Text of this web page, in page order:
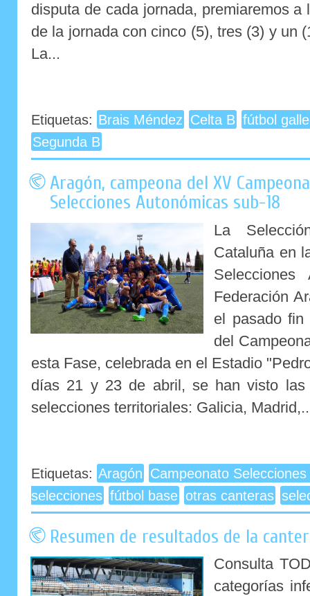
disputa de cada jornada, premiaremos a
de la jornada con cinco (5), tres (3) y un
La...
Etiquetas: Brais Méndez Celta B fútbol
Segunda B
Aragón, campeona del XV
Selecciones Autonómicas sub-18
La
Cataluña en
Selecciones
Federación
el pasado fin
del
esta Fase, celebrada en el Estadio
días 21 y 23 de abril, se han visto las
selecciones territoriales: Galicia,
Etiquetas: Aragón Campeonato
selecciones fútbol base otras canteras
Resumen de resultados de la
Consulta
categorías